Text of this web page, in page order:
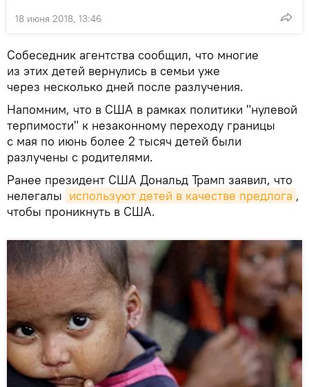
18 июня 2018, 13:46
Собеседник агентства сообщил, что многие
из этих детей вернулись в семьи уже
через несколько дней после разлучения.
Напомним, что в США в рамках политики "нулевой
терпимости" к незаконному переходу границы
с мая по июнь более 2 тысяч детей были
разлучены с родителями.
Ранее президент США Дональд Трамп заявил, что
нелегалы используют детей в качестве предлога ,
чтобы проникнуть в США.